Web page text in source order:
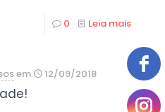
0 Leia mais
em 12/09/2018